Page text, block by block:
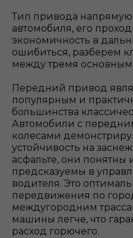
Тип привода
автомобиля, его
экономичность в
ошибиться, разберем
между тремя
Передний привод
популярным и
большинства
Автомобили с
колесами
устойчивость на
асфальте, они понятны
предсказуемы в
водителя. Это
передвижения по
междугородним
машины легче, что
расход горючего.